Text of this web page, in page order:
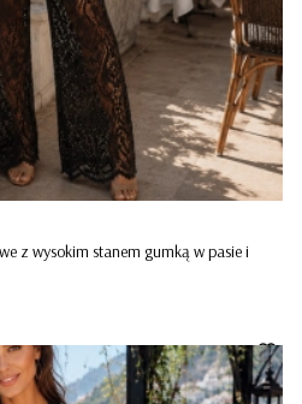
z wysokim stanem gumką w pasie i